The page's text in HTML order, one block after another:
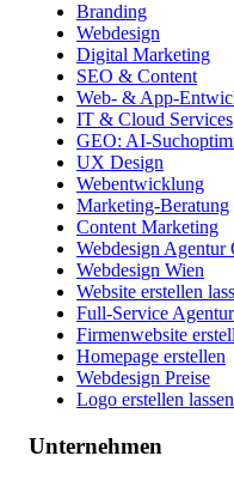
Branding
Webdesign
Digital Marketing
SEO & Content
Web- & App-
IT & Cloud Services
GEO: AI-
UX Design
Webentwicklung
Marketing-Beratung
Content Marketing
Webdesign Agentur
Webdesign Wien
Website erstellen
Full-Service Agentur
Firmenwebsite
Homepage erstellen
Webdesign Preise
Logo erstellen lassen
Unternehmen